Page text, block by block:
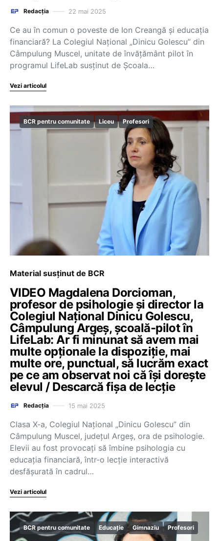
Redacția 22 mai 2025
Ce au în comun o poveste de Ion Creangă și educația
financiară? La Colegiul Național „Dinicu Golescu” din
Câmpulung Muscel, unitate de învățământ pilot în
programul LifeLab susținut de Școala…
Vezi articolul
BCR pentru comunitate Liceu Profesori
Material susținut de BCR
VIDEO Magdalena Dorcioman,
profesor de psihologie și director la
Colegiul Național Dinicu Golescu,
Câmpulung Argeș, școală-pilot în
LifeLab: Ar fi minunat să avem mai
multe opționale la dispoziție, mai
multe ore, punctual, să lucrăm exact
pe ce am observat noi că își dorește
elevul / Descarcă fișa de lecție
Redacția 15 mai 2025
Clasa X-a, Colegiul Național „Dinicu Golescu” din
Câmpulung Muscel, județul Argeș, ora de psihologie.
Elevii au fost provocați să îmbine psihologia cu
educația financiară, într-o lecție interactivă
desfășurată în cadrul…
Vezi articolul
BCR pentru comunitate Educație Gimnaziu Profesori